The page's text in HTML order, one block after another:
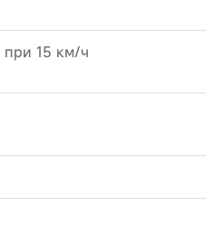
15 км/ч